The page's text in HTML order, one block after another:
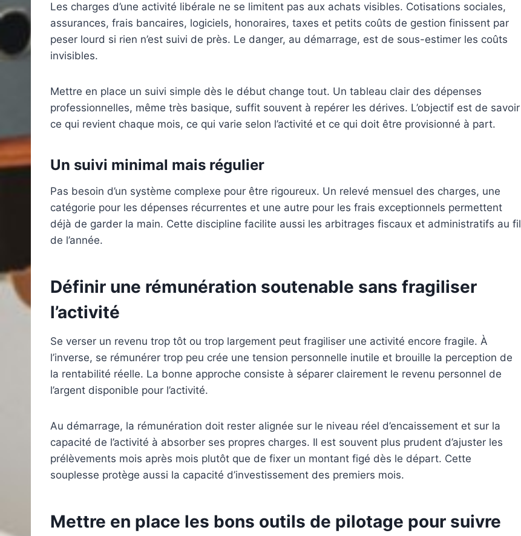
Les charges d’une activité libérale ne se limitent pas aux achats visibles. Cotisations sociales,
assurances, frais bancaires, logiciels, honoraires, taxes et petits coûts de gestion finissent par
peser lourd si rien n’est suivi de près. Le danger, au démarrage, est de sous-estimer les coûts
invisibles.
Mettre en place un suivi simple dès le début change tout. Un tableau clair des dépenses
professionnelles, même très basique, suffit souvent à repérer les dérives. L’objectif est de savoir
ce qui revient chaque mois, ce qui varie selon l’activité et ce qui doit être provisionné à part.
Un suivi minimal mais régulier
Pas besoin d’un système complexe pour être rigoureux. Un relevé mensuel des charges, une
catégorie pour les dépenses récurrentes et une autre pour les frais exceptionnels permettent
déjà de garder la main. Cette discipline facilite aussi les arbitrages fiscaux et administratifs au fil
de l’année.
Définir une rémunération soutenable sans fragiliser
l’activité
Se verser un revenu trop tôt ou trop largement peut fragiliser une activité encore fragile. À
l’inverse, se rémunérer trop peu crée une tension personnelle inutile et brouille la perception de
la rentabilité réelle. La bonne approche consiste à séparer clairement le revenu personnel de
l’argent disponible pour l’activité.
Au démarrage, la rémunération doit rester alignée sur le niveau réel d’encaissement et sur la
capacité de l’activité à absorber ses propres charges. Il est souvent plus prudent d’ajuster les
prélèvements mois après mois plutôt que de fixer un montant figé dès le départ. Cette
souplesse protège aussi la capacité d’investissement des premiers mois.
Mettre en place les bons outils de pilotage pour suivre